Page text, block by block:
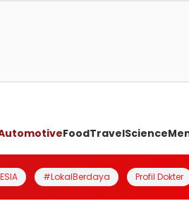
FoodTravelScience
#LokalBerdaya Profil Dokter